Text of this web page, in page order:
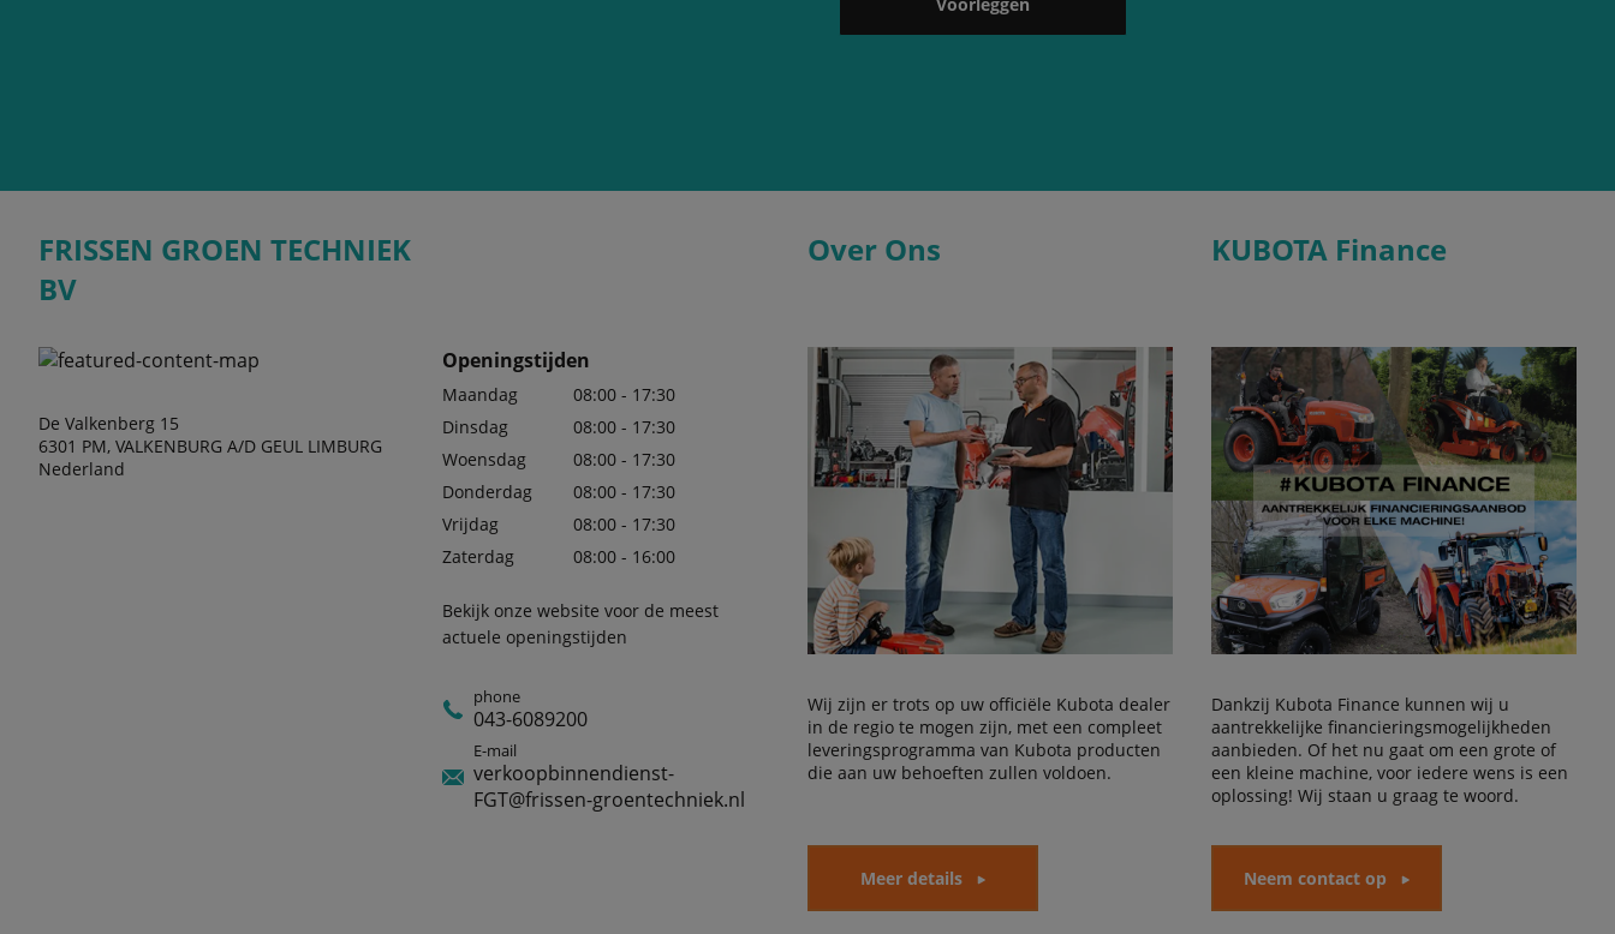
FRISSEN GROEN TECHNIEK
BV
De Valkenberg 15
6301 PM, VALKENBURG A/D GEUL LIMBURG
Nederland
Openingstijden
Maandag
08:00 - 17:30
Dinsdag
08:00 - 17:30
Woensdag
08:00 - 17:30
Donderdag
08:00 - 17:30
Vrijdag
08:00 - 17:30
Zaterdag
08:00 - 16:00
Bekijk onze website voor de meest
actuele openingstijden
phone
043-6089200
E-mail
verkoopbinnendienst-
FGT@frissen-groentechniek.nl
Over Ons
Wij zijn er trots op uw officiële Kubota dealer
in de regio te mogen zijn, met een compleet
leveringsprogramma van Kubota producten
die aan uw behoeften zullen voldoen.
Meer details
KUBOTA Finance
Dankzij Kubota Finance kunnen wij u
aantrekkelijke financieringsmogelijkheden
aanbieden. Of het nu gaat om een grote of
een kleine machine, voor iedere wens is een
oplossing! Wij staan u graag te woord.
Neem contact op